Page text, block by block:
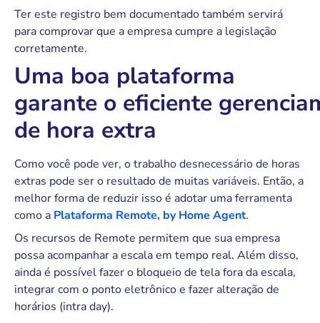
Ter este registro bem documentado também servirá
para comprovar que a empresa cumpre a legislação
corretamente.
Uma boa plataforma
garante o eficiente
de hora extra
Como você pode ver, o trabalho desnecessário de horas
extras pode ser o resultado de muitas variáveis. Então, a
melhor forma de reduzir isso é adotar uma ferramenta
como a Plataforma Remote, by Home Agent.
Os recursos de Remote permitem que sua empresa
possa acompanhar a escala em tempo real. Além disso,
ainda é possível fazer o bloqueio de tela fora da escala,
integrar com o ponto eletrônico e fazer alteração de
horários (intra day).